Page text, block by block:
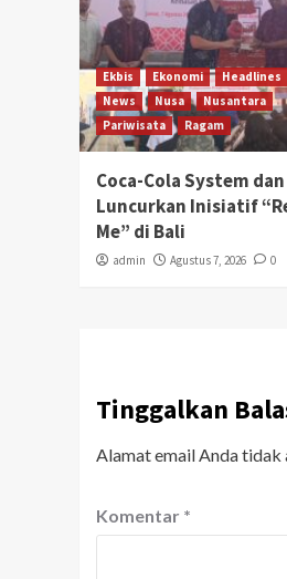
Ekbis Ekonomi Headlines
News
Nusa
Nusantara
Pariwisata
Ragam
Coca-Cola System
Luncurkan Inisiatif
Me” di Bali
admin Agustus 7, 2026 0
Tinggalkan
Alamat email Anda
Komentar *